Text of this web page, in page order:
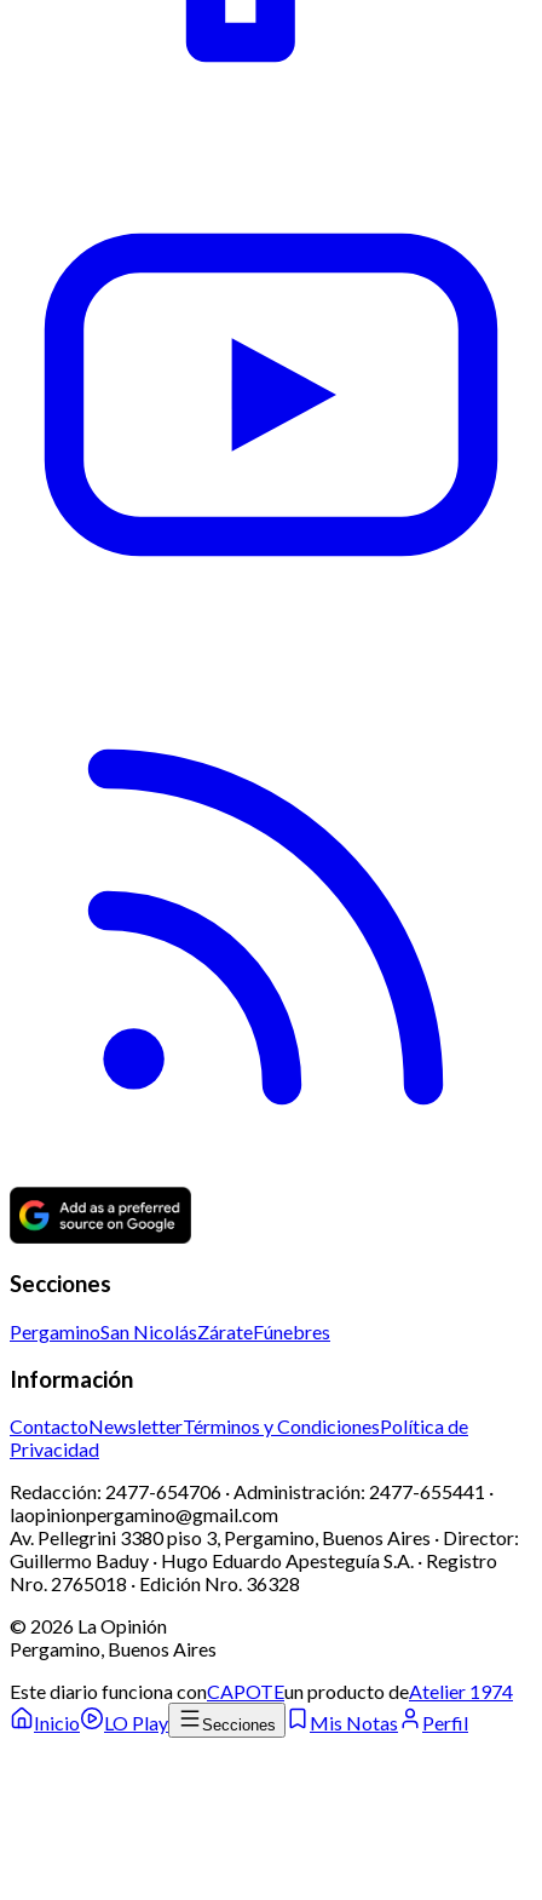
Secciones
PergaminoSan NicolásZárateFúnebres
Información
ContactoNewsletterTérminos y CondicionesPolítica de
Privacidad
Redacción: 2477-654706 ·Administración: 2477-655441 ·
laopinionpergamino@gmail.com
Av. Pellegrini 3380 piso 3, Pergamino, Buenos Aires · Director:
Guillermo Baduy · Hugo Eduardo Apesteguía S.A. · Registro
Nro. 2765018 · Edición Nro. 36328
© 2026 La Opinión
Pergamino, Buenos Aires
Este diario funciona conCAPOTEun producto deAtelier 1974
Inicio
LO Play Secciones Mis Notas Perfil